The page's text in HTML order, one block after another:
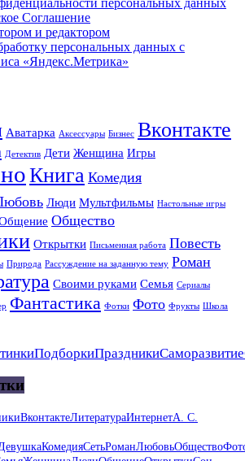
персональных данных
Соглашение
и редактором
персональных данных с
«Яндекс.Метрика»
Аватарка Аксессуары Бизнес Вконтакте
Детектив Дети Женщина Игры
Книга Комедия
Люди Мультфильмы Настольные игры
Общество
Открытки Письменная работа Повесть
Природа Рассуждение на заданную тему Роман
Своими руками Семья Сериалы
Фантастика Фотки Фото Фрукты Школа
ПодборкиПраздникиСаморазвитие
ВконтактеЛитератураИнтернетА. С.
КомедияСетьРоманЛюбовьОбщество